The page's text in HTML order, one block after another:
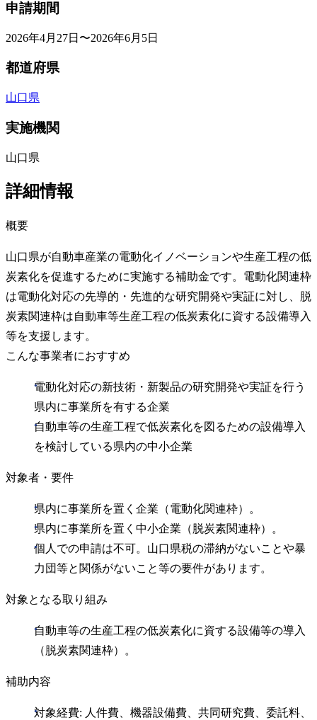
申請期間
2026年4月27日〜2026年6月5日
都道府県
山口県
実施機関
山口県
詳細情報
概要
山口県が自動車産業の電動化イノベーションや生産工程の低
炭素化を促進するために実施する補助金です。電動化関連枠
は電動化対応の先導的・先進的な研究開発や実証に対し、脱
炭素関連枠は自動車等生産工程の低炭素化に資する設備導入
等を支援します。
こんな事業者におすすめ
電動化対応の新技術・新製品の研究開発や実証を行う
県内に事業所を有する企業
自動車等の生産工程で低炭素化を図るための設備導入
を検討している県内の中小企業
対象者・要件
県内に事業所を置く企業（電動化関連枠）。
県内に事業所を置く中小企業（脱炭素関連枠）。
個人での申請は不可。山口県税の滞納がないことや暴
力団等と関係がないこと等の要件があります。
対象となる取り組み
自動車等の生産工程の低炭素化に資する設備等の導入
（脱炭素関連枠）。
補助内容
対象経費: 人件費、機器設備費、共同研究費、委託料、